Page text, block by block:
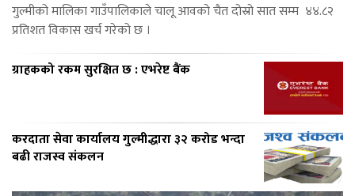
गुल्मीको मालिका गाउँपालिकाले चालू आवको चैत दोस्रो सात सम्म ४४.८२
प्रतिशत विकास खर्च गरेको छ ।
ग्राहकको रकम सुरक्षित छ : एभरेष्ट बैंक
करदाता सेवा कार्यालय गुल्मीद्धारा ३२ करोड भन्दा
बढी राजस्व संकलन